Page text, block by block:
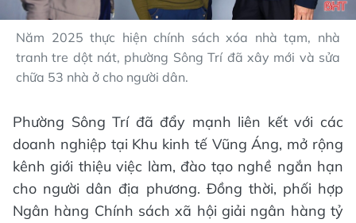
Năm 2025 thực hiện chính sách xóa nhà tạm, nhà
tranh tre dột nát, phường Sông Trí đã xây mới và sửa
chữa 53 nhà ở cho người dân.
Phường Sông Trí đã đẩy mạnh liên kết với các
doanh nghiệp tại Khu kinh tế Vũng Áng, mở rộng
kênh giới thiệu việc làm, đào tạo nghề ngắn hạn
cho người dân địa phương. Đồng thời, phối hợp
Ngân hàng Chính sách xã hội giải ngân hàng tỷ